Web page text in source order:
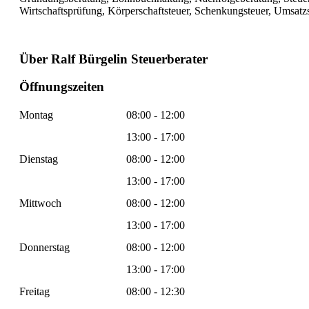
Wirtschaftsprüfung, Körperschaftsteuer, Schenkungsteuer,
Über Ralf Bürgelin Steuerberater
Öffnungszeiten
Montag
08:00 - 12:00
13:00 - 17:00
Dienstag
08:00 - 12:00
13:00 - 17:00
Mittwoch
08:00 - 12:00
13:00 - 17:00
Donnerstag
08:00 - 12:00
13:00 - 17:00
Freitag
08:00 - 12:30